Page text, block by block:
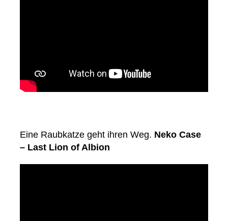
Eine Raubkatze geht ihren Weg. Neko Case
– Last Lion of Albion